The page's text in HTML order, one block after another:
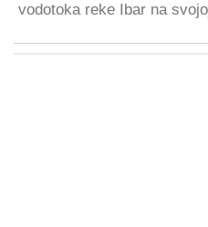
vodotoka reke Ibar na